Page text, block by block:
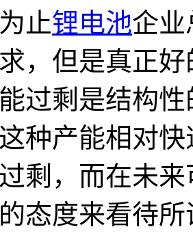
止锂电池企业
，但是真正
过剩是结构
种产能相对
剩，而在未
态度来看待